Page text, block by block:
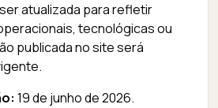
atualizada para refletir
tecnológicas ou
publicada no site será
19 de junho de 2026.